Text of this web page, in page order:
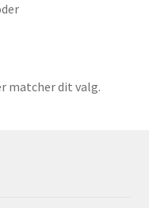
matcher dit valg.